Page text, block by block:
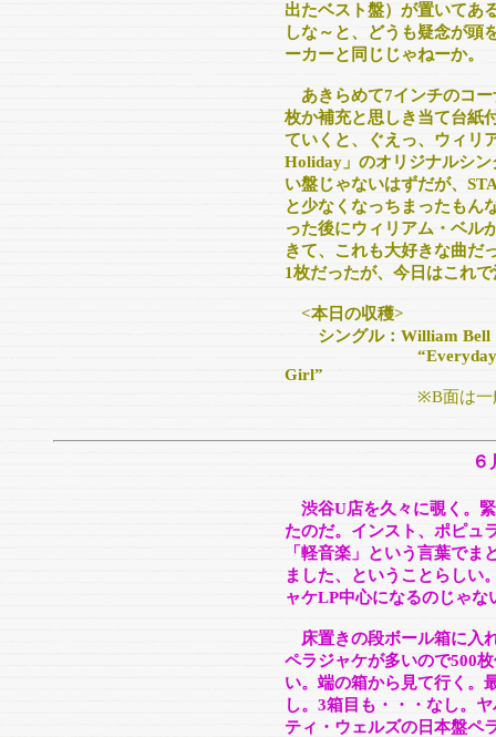
出たベスト盤）が置いてあ
しな～と、どうも疑念が頭
ーカーと同じじゃねーか。
あきらめて7インチのコー
枚か補充と思しき当て台紙
ていくと、ぐえっ、ウィリ
Holiday」のオリジナルシ
い盤じゃないはずだが、
と少なくなっちまったもん
った後にウィリアム・ベル
きて、これも大好きな曲だ
1枚だったが、今日はこれ
<本日の収穫>
シングル：William Bell
“Everyday Will Be
Girl”
※B面は一
渋谷U店を久々に覗く。
たのだ。インスト、ポピュ
「軽音楽」という言葉で
ました、ということらしい
ャケLP中心になるのじゃな
床置きの段ボール箱に入
ペラジャケが多いので500
い。端の箱から見て行く。
し。3箱目も・・・なし。
ティ・ウェルズの日本盤ペ